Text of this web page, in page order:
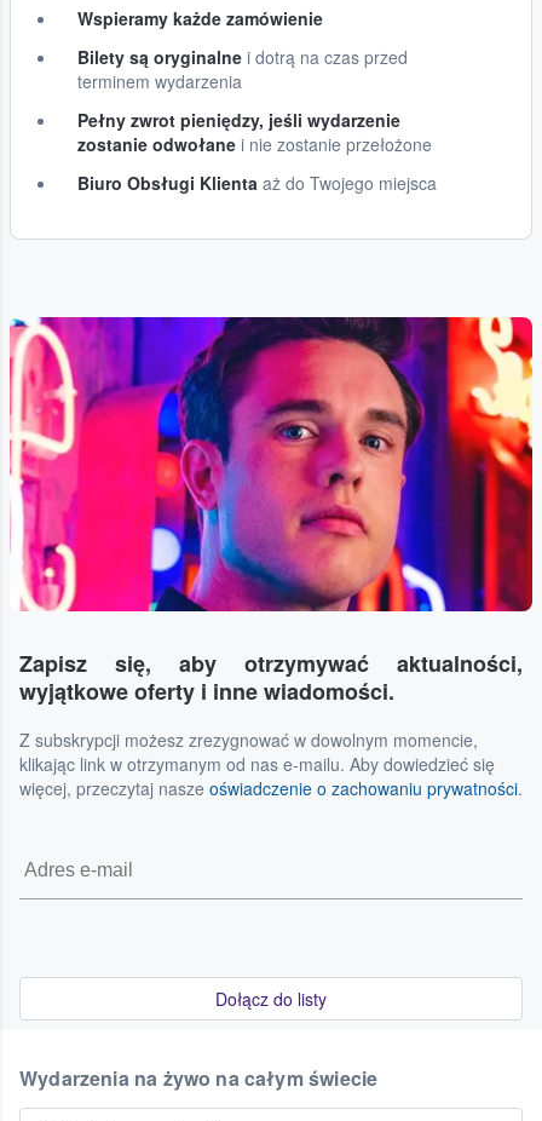
Wspieramy każde zamówienie
Bilety są oryginalne i dotrą na czas przed
terminem wydarzenia
Pełny zwrot pieniędzy, jeśli wydarzenie
zostanie odwołane i nie zostanie przełożone
Biuro Obsługi Klienta aż do Twojego miejsca
...
Zapisz się, aby otrzymywać aktualności,
wyjątkowe oferty i inne wiadomości.
Z subskrypcji możesz zrezygnować w dowolnym momencie,
klikając link w otrzymanym od nas e-mailu. Aby dowiedzieć się
więcej, przeczytaj nasze oświadczenie o zachowaniu prywatności.
Dołącz do listy
Wydarzenia na żywo na całym świecie